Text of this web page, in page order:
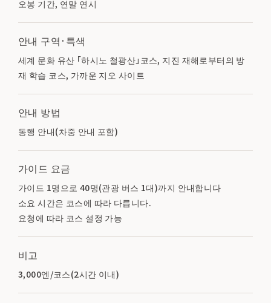
오봉 기간, 연말 연시
안내 구역·특색
세계 문화 유산 「하시노 철광산」코스, 지진 재해로부터의 방
재 학습 코스, 가까운 지오 사이트
안내 방법
동행 안내(차중 안내 포함)
가이드 요금
가이드 1명으로 40명(관광 버스 1대)까지 안내합니다
소요 시간은 코스에 따라 다릅니다.
요청에 따라 코스 설정 가능
비고
3,000엔/코스(2시간 이내)